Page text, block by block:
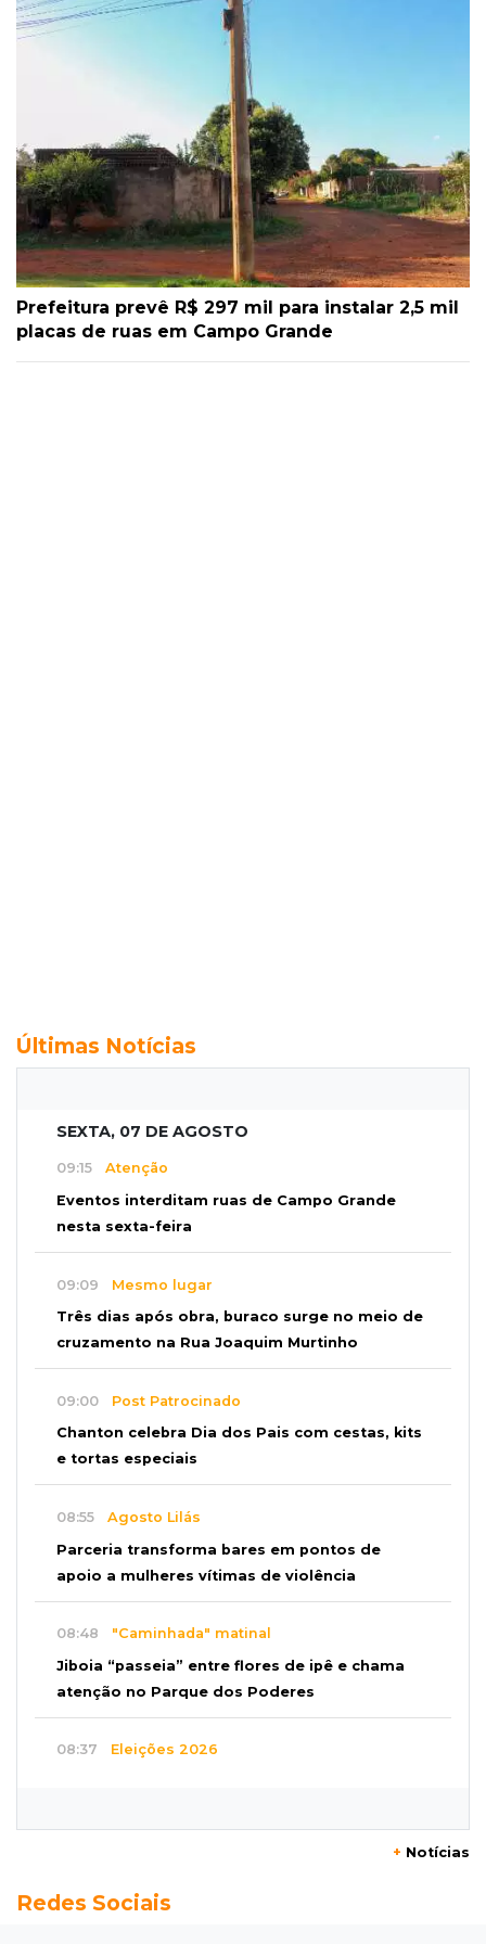
Prefeitura prevê R$ 297 mil para instalar 2,5 mil
placas de ruas em Campo Grande
Últimas Notícias
SEXTA, 07 DE AGOSTO
09:15 Atenção
Eventos interditam ruas de Campo Grande
nesta sexta-feira
09:09 Mesmo lugar
Três dias após obra, buraco surge no meio de
cruzamento na Rua Joaquim Murtinho
09:00 Post Patrocinado
Chanton celebra Dia dos Pais com cestas, kits
e tortas especiais
08:55 Agosto Lilás
Parceria transforma bares em pontos de
apoio a mulheres vítimas de violência
08:48 "Caminhada" matinal
Jiboia “passeia” entre flores de ipê e chama
atenção no Parque dos Poderes
08:37 Eleições 2026
Botafogo x Fluminense abre 15ª rodada do
+ Notícias
Redes Sociais